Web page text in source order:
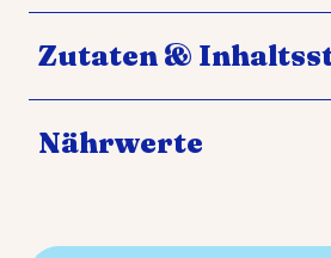
Zutaten &
Nährwerte